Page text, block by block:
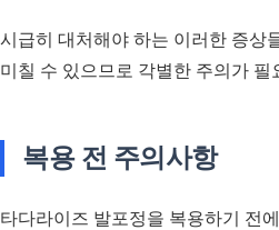
시급히 대처해야 하는 이러한 증상
미칠 수 있으므로 각별한 주의가 필
복용 전 주의사항
타다라이즈 발포정을 복용하기 전